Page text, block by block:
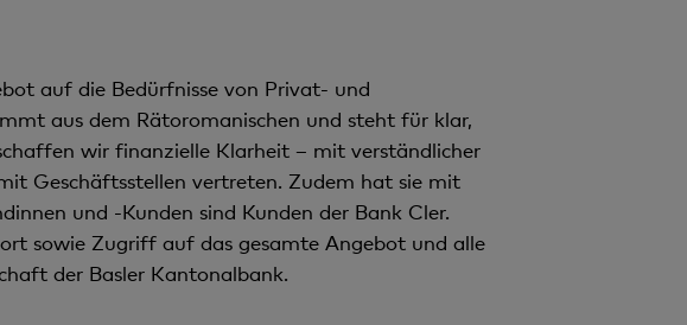
auf die Bedürfnisse von Privat- und
aus dem Rätoromanischen und steht für klar,
wir finanzielle Klarheit – mit verständlicher
Geschäftsstellen vertreten. Zudem hat sie mit
und -Kunden sind Kunden der Bank Cler.
sowie Zugriff auf das gesamte Angebot und alle
der Basler Kantonalbank.